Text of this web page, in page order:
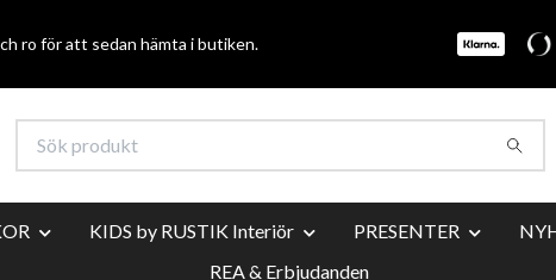
ro för att sedan hämta i butiken.
KIDS by RUSTIK Interiör PRESENTER
REA & Erbjudanden